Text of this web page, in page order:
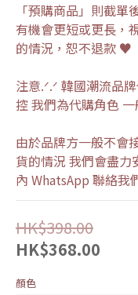
「預購商品」則截單
有機會更短或更長，
的情況，恕不退款 ♥
注意.ᐟ.ᐟ 韓國潮流品
控 我們為代購角色
由於品牌方一般不會
貨的情況 我們會盡
內 WhatsApp 聯絡我
HK$398.00
HK$368.00
顏色